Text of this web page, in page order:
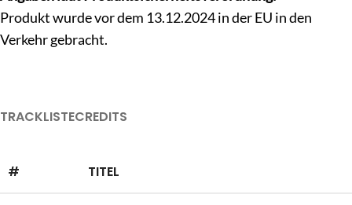
Produkt wurde vor dem 13.12.2024 in der EU in den
Verkehr gebracht.
TRACKLISTECREDITS
# TITEL